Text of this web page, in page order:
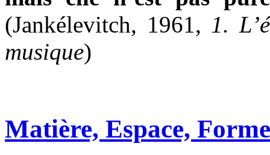
(Jankélevitch, 1961, 1.
musique)
Matière, Espace, Forme